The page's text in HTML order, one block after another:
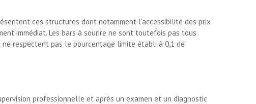
ces structures dont notamment l’accessibilité des prix
immédiat. Les bars à sourire ne sont toutefois pas tous
respectent pas le pourcentage limite établi à 0,1 de
professionnelle et après un examen et un diagnostic